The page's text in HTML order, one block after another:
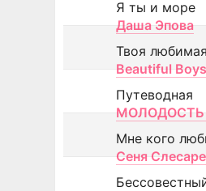
Я ты и море
Даша Эпова
Твоя
Beautiful Boys
Путеводная
МОЛОДОСТЬ
Мне кого
Сеня